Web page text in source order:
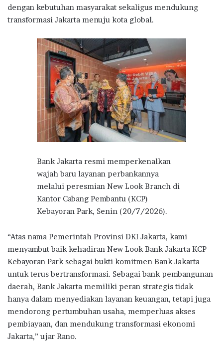
dengan kebutuhan masyarakat sekaligus mendukung
transformasi Jakarta menuju kota global.
Bank Jakarta resmi memperkenalkan
wajah baru layanan perbankannya
melalui peresmian New Look Branch di
Kantor Cabang Pembantu (KCP)
Kebayoran Park, Senin (20/7/2026).
“Atas nama Pemerintah Provinsi DKI Jakarta, kami
menyambut baik kehadiran New Look Bank Jakarta KCP
Kebayoran Park sebagai bukti komitmen Bank Jakarta
untuk terus bertransformasi. Sebagai bank pembangunan
daerah, Bank Jakarta memiliki peran strategis tidak
hanya dalam menyediakan layanan keuangan, tetapi juga
mendorong pertumbuhan usaha, memperluas akses
pembiayaan, dan mendukung transformasi ekonomi
Jakarta,” ujar Rano.